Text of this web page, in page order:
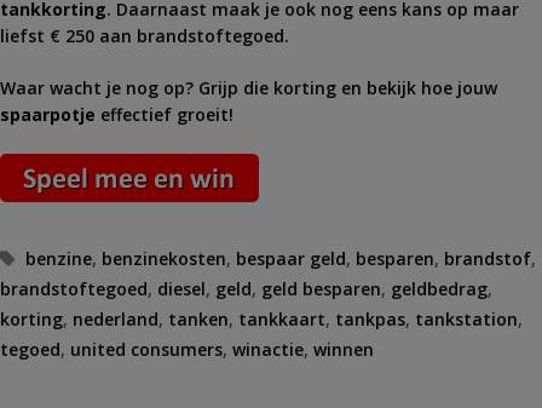
tankkorting. Daarnaast maak je ook nog eens kans op maar
liefst € 250 aan brandstoftegoed.
Waar wacht je nog op? Grijp die korting en bekijk hoe jouw
spaarpotje effectief groeit!
Tags
benzine, benzinekosten, bespaar geld, besparen, brandstof,
brandstoftegoed, diesel, geld, geld besparen, geldbedrag,
korting, nederland, tanken, tankkaart, tankpas, tankstation,
tegoed, united consumers, winactie, winnen